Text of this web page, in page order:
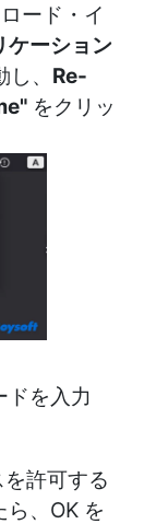
ード・イ
ケーション
、 Re-
をクリッ
ドを入力
許可する
ら、OK を